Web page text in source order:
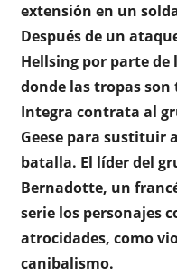
extensión en un
Después de un
Hellsing por parte de
donde las tropas
Integra contrata al
Geese para sustituir
batalla. El líder del
Bernadotte, un
serie los personajes
atrocidades, como
canibalismo.